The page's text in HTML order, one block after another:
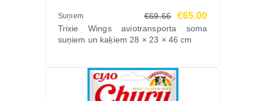
Suņiem €69.66 €65.00
Trixie Wings aviotransporta soma
suņiem un kaķiem 28 × 23 × 46 cm